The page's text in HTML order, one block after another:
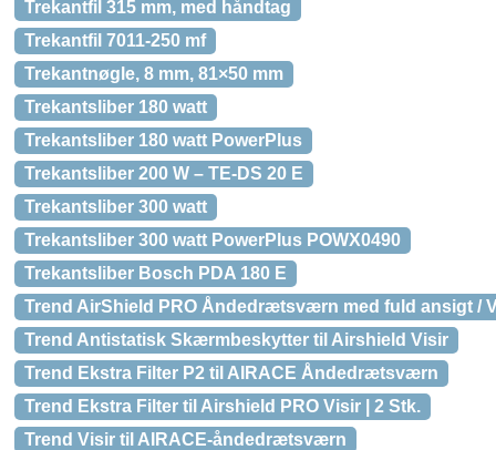
Trekantfil 315 mm, med håndtag
Trekantfil 7011-250 mf
Trekantnøgle, 8 mm, 81×50 mm
Trekantsliber 180 watt
Trekantsliber 180 watt PowerPlus
Trekantsliber 200 W – TE-DS 20 E
Trekantsliber 300 watt
Trekantsliber 300 watt PowerPlus POWX0490
Trekantsliber Bosch PDA 180 E
Trend AirShield PRO Åndedrætsværn med fuld ansigt /
Trend Antistatisk Skærmbeskytter til Airshield Visir
Trend Ekstra Filter P2 til AIRACE Åndedrætsværn
Trend Ekstra Filter til Airshield PRO Visir | 2 Stk.
Trend Visir til AIRACE-åndedrætsværn